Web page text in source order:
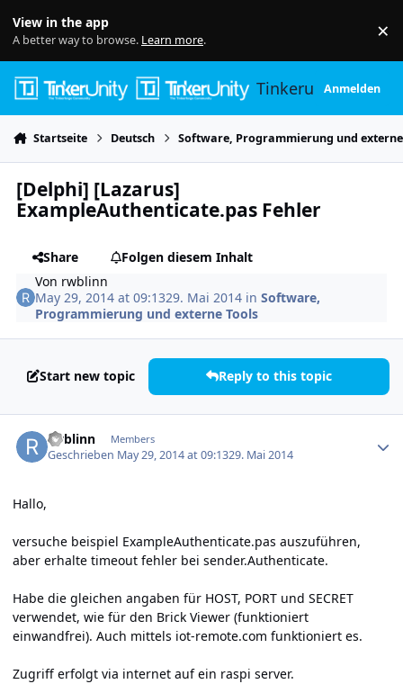
View in the app
A better way to browse. Learn more. ×
TinkerunityAnmelden
Startseite Deutsch Software, Programmierung und
[Delphi] [Lazarus]
ExampleAuthenticate.pas Fehler
Share
Folgen diesem Inhalt
Von rwblinn
May 29, 2014 at 09:1329. Mai 2014 inSoftware,
Programmierung und externe Tools
Start new topic Reply to this topic
rwblinn Members
Geschrieben May 29, 2014 at 09:1329. Mai 2014
Hallo,
versuche beispiel ExampleAuthenticate.pas auszuführen,
aber erhalte timeout fehler bei sender.Authenticate.
Habe die gleichen angaben für HOST, PORT und SECRET
verwendet, wie für den Brick Viewer (funktioniert
einwandfrei). Auch mittels iot-remote.com funktioniert es.
Zugriff erfolgt via internet auf ein raspi server.